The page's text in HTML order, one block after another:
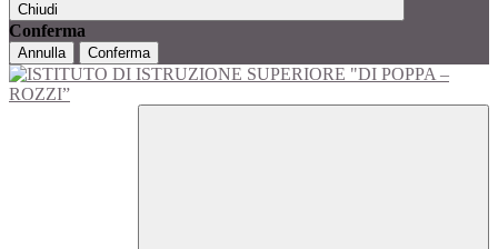
Chiudi
Conferma
Annulla Conferma